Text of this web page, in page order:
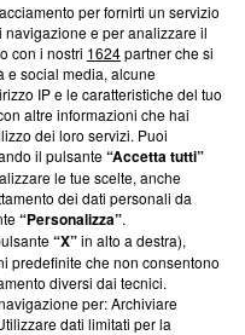
su Blasting
su come ci impegniamo a
la nostra aderenza a
Blasting News non è
ha richiesto di farne
una verifica di
per fornirti un servizio
e per analizzare il
con i nostri 1624partner che si
e social media, alcune
IP e le caratteristiche del tuo
altre informazioni che hai
dei loro servizi. Puoi
il pulsante“Accetta tutti”
le tue scelte, anche
dei dati personali da
“Personalizza”.
“X”in alto a destra),
predefinite che non consentono
diversi dai tecnici.
per: Archiviare
dati limitati per la